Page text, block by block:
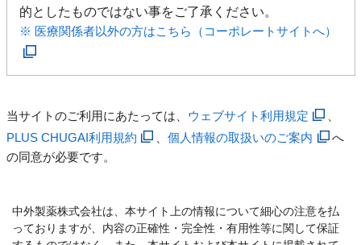
的としたものではない事をご了承ください。
※ 医療関係者以外の方はこちら（コーポレートサイトへ）
当サイトのご利用にあたっては、 ウェブサイト利用規定
PLUS CHUGAI利用規約
、個人情報の取扱いのご案内
へ
の同意が必要です。
中外製薬株式会社は、本サイト上の情報について細心の注意を払
っておりますが、内容の正確性・完全性・有用性等に関して保証